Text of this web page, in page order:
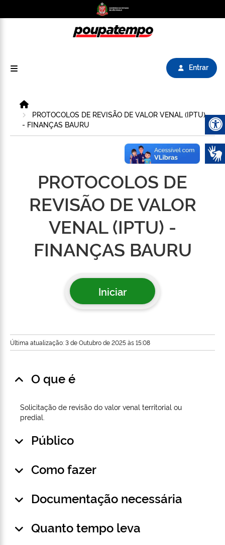
Entrar
PROTOCOLOS DE REVISÃO DE VALOR VENAL (IPTU)
- FINANÇAS BAURU
PROTOCOLOS DE
REVISÃO DE VALOR
VENAL (IPTU) -
FINANÇAS BAURU
Iniciar
Última atualização: 3 de Outubro de 2025 às 15:08
O que é
Solicitação de revisão do valor venal territorial ou
predial.
Público
Como fazer
Documentação necessária
Quanto tempo leva